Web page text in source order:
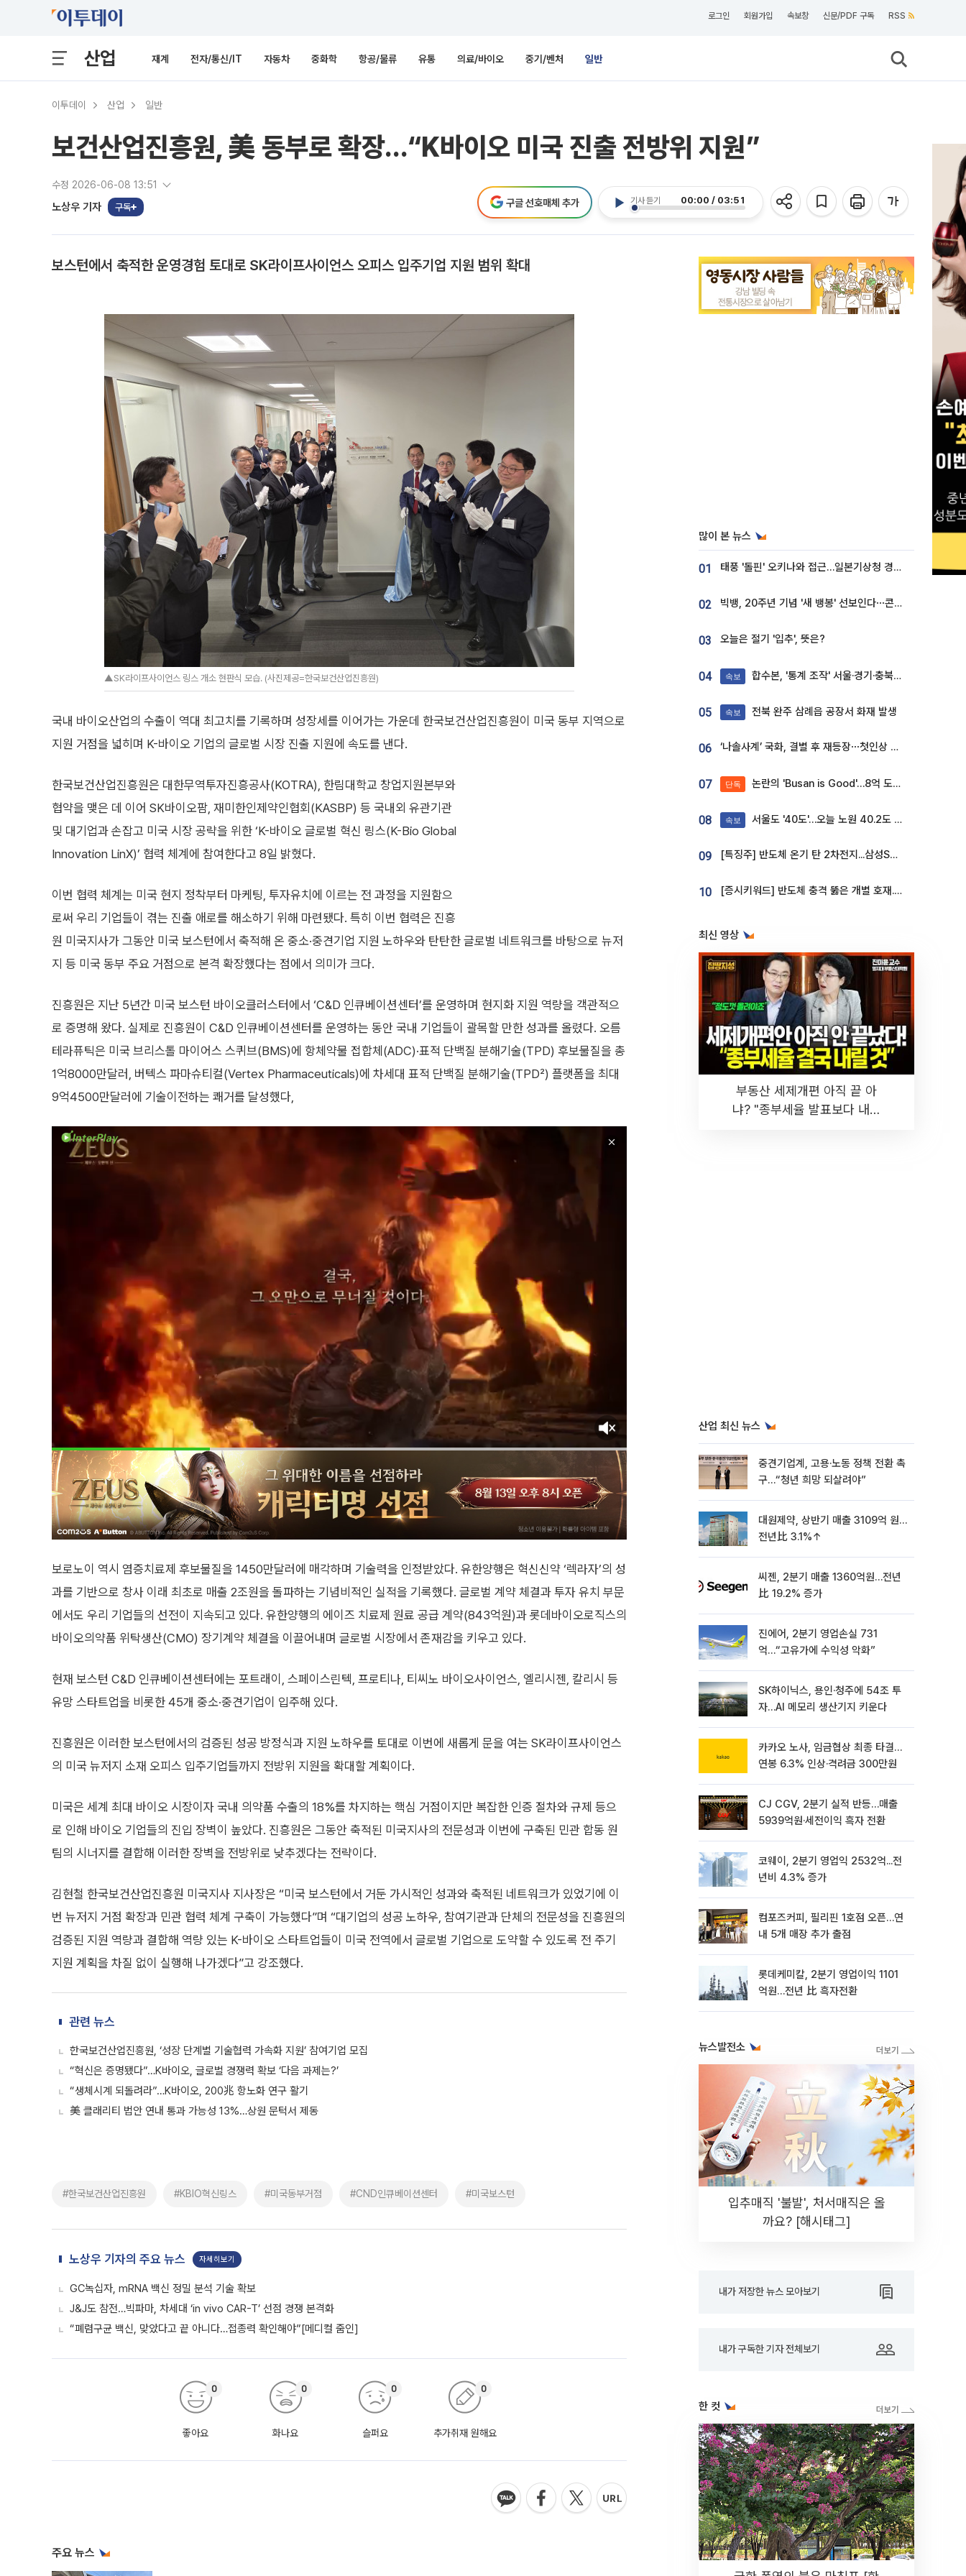
로그인 회원가입 속보창 신문/PDF 구독 RSS
산업 재계 전자/통신/IT 자동차 중화학 항공/물류 유통 의료/바이오 중기/벤처 일반
이투데이 산업 일반
보건산업진흥원, 美 동부로 확장…“K바이오 미국 진출 전방위 지원”
수정 2026-06-08 13:51
노상우 기자 구독
기사 듣기 00:00 / 03:51
구글 선호매체 추가
보스턴에서 축적한 운영경험 토대로 SK라이프사이언스 오피스 입주기업 지원 범위 확대
▲SK라이프사이언스 링스 개소 현판식 모습. (사진제공=한국보건산업진흥원)
국내 바이오산업의 수출이 역대 최고치를 기록하며 성장세를 이어가는 가운데 한국보건산업진흥원이 미국 동부 지역으로
지원 거점을 넓히며 K-바이오 기업의 글로벌 시장 진출 지원에 속도를 낸다.
한국보건산업진흥원은 대한무역투자진흥공사(KOTRA), 한림대학교 창업지원본부와
협약을 맺은 데 이어 SK바이오팜, 재미한인제약인협회(KASBP) 등 국내외 유관기관
및 대기업과 손잡고 미국 시장 공략을 위한 ‘K-바이오 글로벌 혁신 링스(K-Bio Global
Innovation LinX)’ 협력 체계에 참여한다고 8일 밝혔다.
이번 협력 체계는 미국 현지 정착부터 마케팅, 투자유치에 이르는 전 과정을 지원함으
로써 우리 기업들이 겪는 진출 애로를 해소하기 위해 마련됐다. 특히 이번 협력은 진흥
원 미국지사가 그동안 미국 보스턴에서 축적해 온 중소·중견기업 지원 노하우와 탄탄한 글로벌 네트워크를 바탕으로 뉴저
지 등 미국 동부 주요 거점으로 본격 확장했다는 점에서 의미가 크다.
진흥원은 지난 5년간 미국 보스턴 바이오클러스터에서 ‘C&D 인큐베이션센터’를 운영하며 현지화 지원 역량을 객관적으
로 증명해 왔다. 실제로 진흥원이 C&D 인큐베이션센터를 운영하는 동안 국내 기업들이 괄목할 만한 성과를 올렸다. 오름
테라퓨틱은 미국 브리스톨 마이어스 스퀴브(BMS)에 항체약물 접합체(ADC)·표적 단백질 분해기술(TPD) 후보물질을 총
1억8000만달러, 버텍스 파마슈티컬(Vertex Pharmaceuticals)에 차세대 표적 단백질 분해기술(TPD²) 플랫폼을 최대
9억4500만달러에 기술이전하는 쾌거를 달성했다,
보로노이 역시 염증치료제 후보물질을 1450만달러에 매각하며 기술력을 인정받았다. 유한양행은 혁신신약 ‘렉라자’의 성
과를 기반으로 창사 이래 최초로 매출 2조원을 돌파하는 기념비적인 실적을 기록했다. 글로벌 계약 체결과 투자 유치 부문
에서도 우리 기업들의 선전이 지속되고 있다. 유한양행의 에이즈 치료제 원료 공급 계약(843억원)과 롯데바이오로직스의
바이오의약품 위탁생산(CMO) 장기계약 체결을 이끌어내며 글로벌 시장에서 존재감을 키우고 있다.
현재 보스턴 C&D 인큐베이션센터에는 포트래이, 스페이스린텍, 프로티나, 티씨노 바이오사이언스, 엘리시젠, 칼리시 등
유망 스타트업을 비롯한 45개 중소·중견기업이 입주해 있다.
진흥원은 이러한 보스턴에서의 검증된 성공 방정식과 지원 노하우를 토대로 이번에 새롭게 문을 여는 SK라이프사이언스
의 미국 뉴저지 소재 오피스 입주기업들까지 전방위 지원을 확대할 계획이다.
미국은 세계 최대 바이오 시장이자 국내 의약품 수출의 18%를 차지하는 핵심 거점이지만 복잡한 인증 절차와 규제 등으
로 인해 바이오 기업들의 진입 장벽이 높았다. 진흥원은 그동안 축적된 미국지사의 전문성과 이번에 구축된 민관 합동 원
팀의 시너지를 결합해 이러한 장벽을 전방위로 낮추겠다는 전략이다.
김현철 한국보건산업진흥원 미국지사 지사장은 “미국 보스턴에서 거둔 가시적인 성과와 축적된 네트워크가 있었기에 이
번 뉴저지 거점 확장과 민관 협력 체계 구축이 가능했다”며 “대기업의 성공 노하우, 참여기관과 단체의 전문성을 진흥원의
검증된 지원 역량과 결합해 역량 있는 K-바이오 스타트업들이 미국 전역에서 글로벌 기업으로 도약할 수 있도록 전 주기
지원 계획을 차질 없이 실행해 나가겠다”고 강조했다.
관련 뉴스
한국보건산업진흥원, ‘성장 단계별 기술협력 가속화 지원’ 참여기업 모집
“혁신은 증명됐다”…K바이오, 글로벌 경쟁력 확보 ‘다음 과제는?’
“생체시계 되돌려라”…K바이오, 200兆 항노화 연구 활기
美 클래리티 법안 연내 통과 가능성 13%…상원 문턱서 제동
#한국보건산업진흥원 #KBIO혁신링스 #미국동부거점 #CND인큐베이션센터 #미국보스턴
노상우 기자의 주요 뉴스 자세히보기
GC녹십자, mRNA 백신 정밀 분석 기술 확보
J&J도 참전…빅파마, 차세대 ‘in vivo CAR-T’ 선점 경쟁 본격화
“폐렴구균 백신, 맞았다고 끝 아니다…접종력 확인해야”[메디컬 줌인]
좋아요
0
화나요
0
슬퍼요
0
추가취재 원해요
0
주요 뉴스
많이 본 뉴스
01 태풍 '돌핀' 오키나와 접근…일본기상청 경로 업데이트
02 빅뱅, 20주년 기념 '새 뱅봉' 선보인다⋯콘서트 앞두고 팝업 개최
03 오늘은 절기 '입추', 뜻은?
04 속보 합수본, '통계 조작' 서울·경기·충북 선관위 등 추가 압수수색
05 속보 전북 완주 삼례읍 공장서 화재 발생
06 ‘나솔사계’ 국화, 결별 후 재등장⋯첫인상 투표 휩쓸고 ‘인기녀’ 등극
07 단독 논란의 'Busan is Good'…8억 도시브랜드, 용산 대통령실 CI 업체가 수행
08 속보 서울도 '40도'…오늘 노원 40.2도 기록
09 [특징주] 반도체 온기 탄 2차전지...삼성SDI, 장 초반 7% 넘게 껑충
10 [증시키워드] 반도체 충격 뚫은 개별 호재...포스코퓨처엠·에코프로·한화솔루션 '눈길'
최신 영상
부동산 세제개편 아직 끝 아
냐? "종부세율 발표보다 내릴
산업 최신 뉴스
중견기업계, 고용·노동 정책 전환 촉
구…“청년 희망 되살려야”
대원제약, 상반기 매출 3109억 원…
전년比 3.1%↑
씨젠, 2분기 매출 1360억원…전년
比 19.2% 증가
진에어, 2분기 영업손실 731
억…“고유가에 수익성 악화”
SK하이닉스, 용인·청주에 54조 투
자…AI 메모리 생산기지 키운다
카카오 노사, 임금협상 최종 타결…
연봉 6.3% 인상·격려금 300만원
CJ CGV, 2분기 실적 반등…매출
5939억원·세전이익 흑자 전환
코웨이, 2분기 영업익 2532억...전
년비 4.3% 증가
컴포즈커피, 필리핀 1호점 오픈…연
내 5개 매장 추가 출점
롯데케미칼, 2분기 영업이익 1101
억원…전년 比 흑자전환
뉴스발전소
입추매직 '불발', 처서매직은 올
까요? [해시태그]
내가 저장한 뉴스 모아보기
내가 구독한 기자 전체보기
한 컷